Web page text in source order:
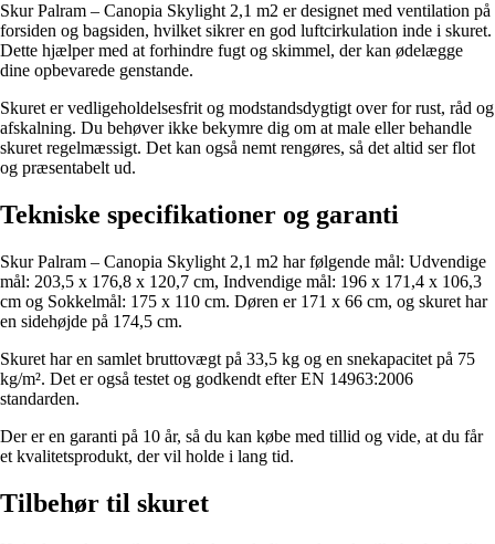
Skur Palram – Canopia Skylight 2,1 m2 er designet med ventilation på
forsiden og bagsiden, hvilket sikrer en god luftcirkulation inde i skuret.
Dette hjælper med at forhindre fugt og skimmel, der kan ødelægge
dine opbevarede genstande.
Skuret er vedligeholdelsesfrit og modstandsdygtigt over for rust, råd og
afskalning. Du behøver ikke bekymre dig om at male eller behandle
skuret regelmæssigt. Det kan også nemt rengøres, så det altid ser flot
og præsentabelt ud.
Tekniske specifikationer og garanti
Skur Palram – Canopia Skylight 2,1 m2 har følgende mål: Udvendige
mål: 203,5 x 176,8 x 120,7 cm, Indvendige mål: 196 x 171,4 x 106,3
cm og Sokkelmål: 175 x 110 cm. Døren er 171 x 66 cm, og skuret har
en sidehøjde på 174,5 cm.
Skuret har en samlet bruttovægt på 33,5 kg og en snekapacitet på 75
kg/m². Det er også testet og godkendt efter EN 14963:2006
standarden.
Der er en garanti på 10 år, så du kan købe med tillid og vide, at du får
et kvalitetsprodukt, der vil holde i lang tid.
Tilbehør til skuret